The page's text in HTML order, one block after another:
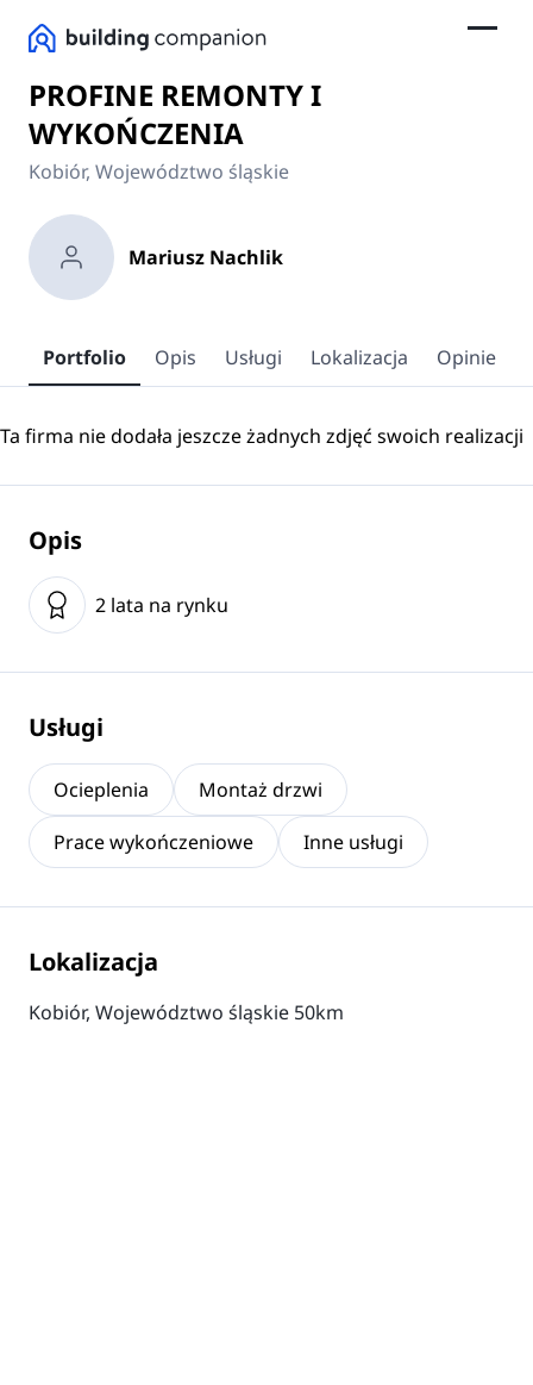
PROFINE REMONTY I
WYKOŃCZENIA
Kobiór, Województwo śląskie
Mariusz Nachlik
Portfolio Opis Usługi Lokalizacja Opinie
Ta firma nie dodała jeszcze żadnych zdjęć swoich realizacji
Opis
2 lata na rynku
Usługi
Ocieplenia
Montaż drzwi
Prace wykończeniowe
Inne usługi
Lokalizacja
Kobiór, Województwo śląskie 50km